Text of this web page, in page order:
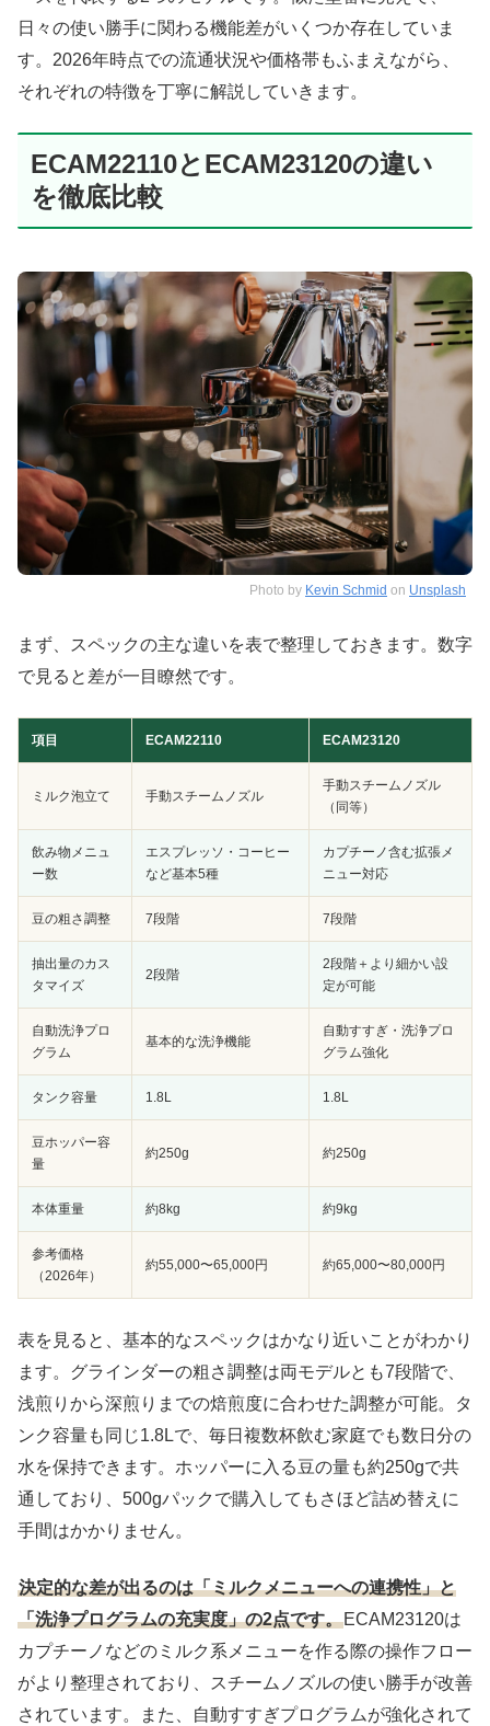
日々の使い勝手に関わる機能差がいくつか存在していま
す。2026年時点での流通状況や価格帯もふまえながら、
それぞれの特徴を丁寧に解説していきます。
ECAM22110とECAM23120の違い
を徹底比較
Photo by Kevin Schmid on Unsplash
まず、スペックの主な違いを表で整理しておきます。数字
で見ると差が一目瞭然です。
項目 ECAM22110 ECAM23120
ミルク泡立て 手動スチームノズル
手動スチームノズル
（同等）
飲み物メニュ
ー数
エスプレッソ・コーヒー
など基本5種
カプチーノ含む拡張メ
ニュー対応
豆の粗さ調整 7段階 7段階
抽出量のカス
タマイズ
2段階
2段階＋より細かい設
定が可能
自動洗浄プロ
グラム
基本的な洗浄機能
自動すすぎ・洗浄プロ
グラム強化
タンク容量 1.8L 1.8L
豆ホッパー容
量
約250g 約250g
本体重量 約8kg 約9kg
参考価格
（2026年）
約55,000〜65,000円 約65,000〜80,000円
表を見ると、基本的なスペックはかなり近いことがわかり
ます。グラインダーの粗さ調整は両モデルとも7段階で、
浅煎りから深煎りまでの焙煎度に合わせた調整が可能。タ
ンク容量も同じ1.8Lで、毎日複数杯飲む家庭でも数日分の
水を保持できます。ホッパーに入る豆の量も約250gで共
通しており、500gパックで購入してもさほど詰め替えに
手間はかかりません。
決定的な差が出るのは「ミルクメニューへの連携性」と
「洗浄プログラムの充実度」の2点です。ECAM23120は
カプチーノなどのミルク系メニューを作る際の操作フロー
がより整理されており、スチームノズルの使い勝手が改善
されています。また、自動すすぎプログラムが強化されて